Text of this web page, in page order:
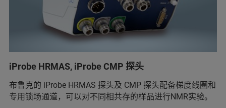
iProbe HRMAS, iProbe CMP 探头
布鲁克的 iProbe HRMAS 探头及 CMP 探头配备梯度线圈和
专用锁场通道，可以对不同相共存的样品进行NMR实验。